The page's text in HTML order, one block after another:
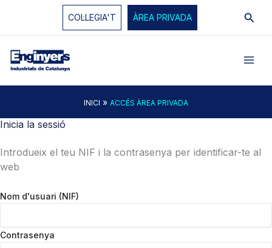
COL·LEGIA'T ÀREA PRIVADA
INICI » ACCÉS ÀREA PRIVADA
Inicia la sessió
Introdueix el teu NIF i la contrasenya per identificar-te al
web
Nom d'usuari (NIF)
Contrasenya